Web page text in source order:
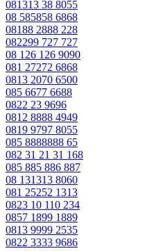
081313 38 8055
08 585858 6868
08188 2888 228
082299 727 727
08 126 126 9090
081 27272 6868
0813 2070 6500
085 6677 6688
0822 23 9696
0812 8888 4949
0819 9797 8055
085 8888888 65
082 31 21 31 168
085 885 886 887
08 131313 8060
081 25252 1313
0823 10 110 234
0857 1899 1889
0813 9999 2535
0822 3333 9686